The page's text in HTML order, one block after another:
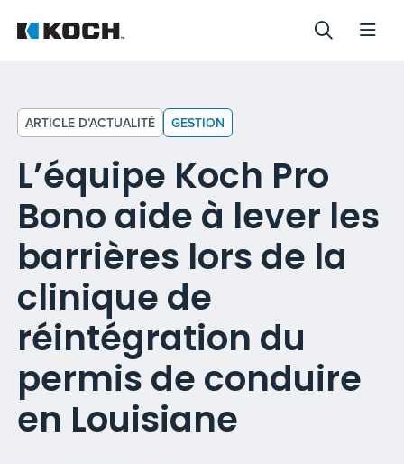
ARTICLE D’ACTUALITÉ GESTION
L’équipe Koch Pro
Bono aide à lever les
barrières lors de la
clinique de
réintégration du
permis de conduire
en Louisiane